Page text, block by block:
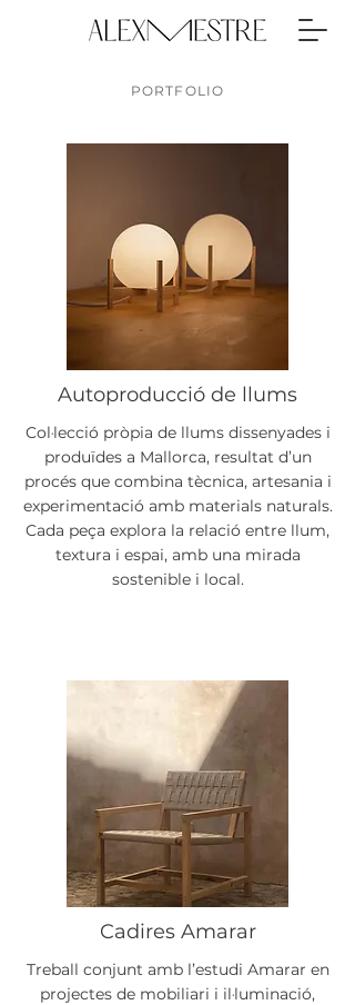
PORTFOLIO
Autoproducció de llums
Col·lecció pròpia de llums dissenyades i
produïdes a Mallorca, resultat d’un
procés que combina tècnica, artesania i
experimentació amb materials naturals.
Cada peça explora la relació entre llum,
textura i espai, amb una mirada
sostenible i local.
Cadires Amarar
Treball conjunt amb l’estudi Amarar en
projectes de mobiliari i il·luminació,